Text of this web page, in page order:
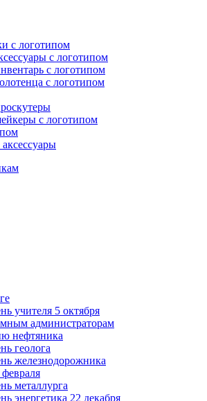
с логотипом
с логотипом
с логотипом
с логотипом
с логотипом
учителя 5 октября
администраторам
нефтяника
геолога
железнодорожника
металлурга
энергетика 22 декабря